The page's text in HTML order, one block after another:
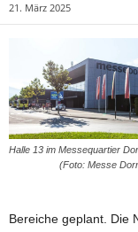
21. März 2025
Halle 13 im Messequartier
(Foto: Messe
Bereiche geplant. Die